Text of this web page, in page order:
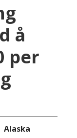
å
per
Alaska